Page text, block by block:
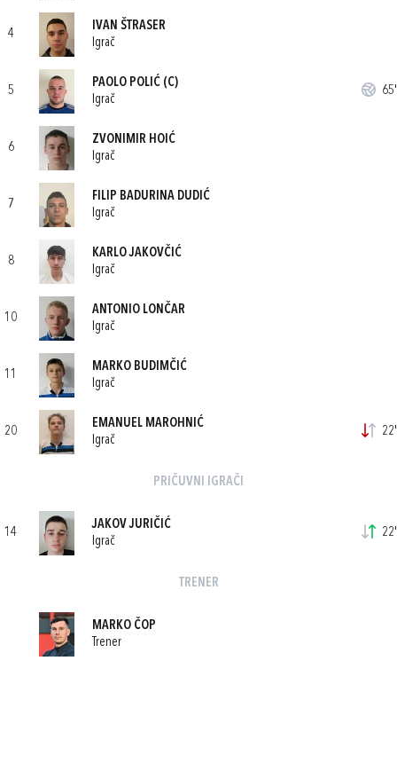
4
IVAN ŠTRASER
Igrač
5
PAOLO POLIĆ (C)
Igrač
65'
6
ZVONIMIR HOIĆ
Igrač
7
FILIP BADURINA DUDIĆ
Igrač
8
KARLO JAKOVČIĆ
Igrač
10
ANTONIO LONČAR
Igrač
11
MARKO BUDIMČIĆ
Igrač
20
EMANUEL MAROHNIĆ
Igrač
22'
PRIČUVNI IGRAČI
14
JAKOV JURIČIĆ
Igrač
22'
TRENER
MARKO ČOP
Trener